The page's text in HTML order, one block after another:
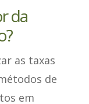
da
as taxas
de
em